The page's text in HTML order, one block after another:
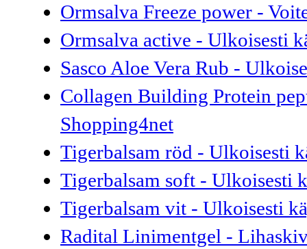
Ormsalva Freeze power -
Ormsalva active - Ulkoisesti
Sasco Aloe Vera Rub -
Collagen Building Protein
Shopping4net
Tigerbalsam röd - Ulkoisesti
Tigerbalsam soft - Ulkoisesti
Tigerbalsam vit - Ulkoisesti
Radital Linimentgel -